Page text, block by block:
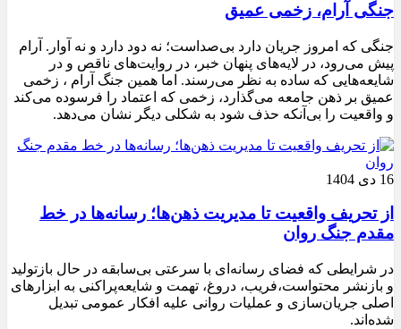
جنگی آرام، زخمی عمیق
جنگی که امروز جریان دارد بی‌صداست؛ نه دود دارد و نه آوار. آرام
پیش می‌رود، در لایه‌های پنهان خبر، در روایت‌های ناقص و در
شایعه‌هایی که ساده به نظر می‌رسند. اما همین جنگ آرام ، زخمی
عمیق بر ذهن جامعه می‌گذارد، زخمی که اعتماد را فرسوده می‌کند
و واقعیت را بی‌آنکه حذف شود به شکلی دیگر نشان می‌دهد.
16 دی 1404
از تحریف واقعیت تا مدیریت ذهن‌ها؛ رسانه‌ها در خط
مقدم جنگ روان
در شرایطی که فضای رسانه‌ای با سرعتی بی‌سابقه در حال بازتولید
و بازنشر محتواست،فریب، دروغ، تهمت و شایعه‌پراکنی به ابزارهای
اصلی جریان‌سازی و عملیات روانی علیه افکار عمومی تبدیل
شده‌اند.